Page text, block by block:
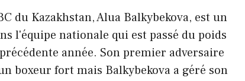
du Kazakhstan, Alua Balkybekova, est un
l'équipe nationale qui est passé du poids
année. Son premier adversaire
boxeur fort mais Balkybekova a géré son